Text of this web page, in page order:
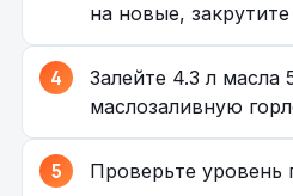
на новые,
Залейте 4.3 л масла
маслозаливную
Проверьте уровень